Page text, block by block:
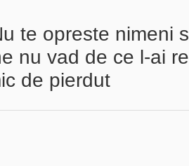
te opreste nimeni
nu vad de ce l-ai
de pierdut